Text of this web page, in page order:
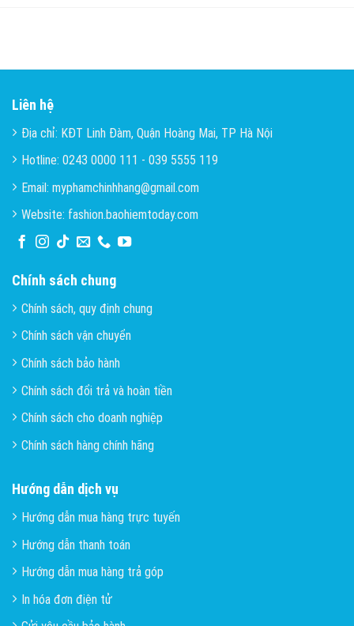
Liên hệ
Địa chỉ: KĐT Linh Đàm, Quận Hoàng Mai, TP Hà Nội
Hotline: 0243 0000 111 - 039 5555 119
Email: myphamchinhhang@gmail.com
Website: fashion.baohiemtoday.com
Chính sách chung
Chính sách, quy định chung
Chính sách vận chuyển
Chính sách bảo hành
Chính sách đổi trả và hoàn tiền
Chính sách cho doanh nghiệp
Chính sách hàng chính hãng
Hướng dẫn dịch vụ
Hướng dẫn mua hàng trực tuyến
Hướng dẫn thanh toán
Hướng dẫn mua hàng trả góp
In hóa đơn điện tử